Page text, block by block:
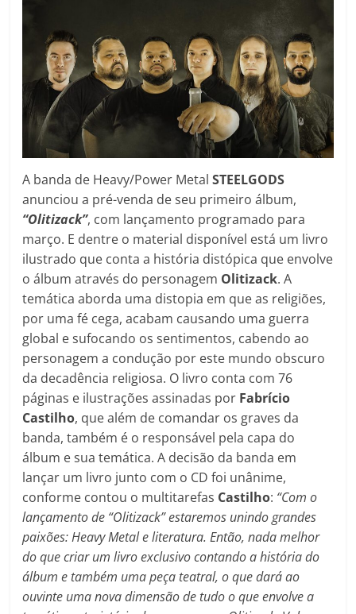
A banda de Heavy/Power MetalSTEELGODS
anunciou a pré-venda de seu primeiro álbum,
“Olitizack”, com lançamento programado para
março. E dentre o material disponível está um livro
ilustrado que conta a história distópica que envolve
o álbum através do personagem Olitizack. A
temática aborda uma distopia em que as religiões,
por uma fé cega, acabam causando uma guerra
global e sufocando os sentimentos, cabendo ao
personagem a condução por este mundo obscuro
da decadência religiosa. O livro conta com 76
páginas e ilustrações assinadas por Fabrício
Castilho, que além de comandar os graves da
banda, também é o responsável pela capa do
álbum e sua temática. A decisão da banda em
lançar um livro junto com o CD foi unânime,
conforme contou o multitarefas Castilho: “Com o
lançamento de “Olitizack” estaremos unindo grandes
paixões: Heavy Metal e literatura. Então, nada melhor
do que criar um livro exclusivo contando a história do
álbum e também uma peça teatral, o que dará ao
ouvinte uma nova dimensão de tudo o que envolve a